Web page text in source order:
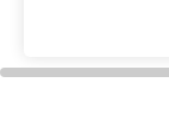
impresoras de
de tinta y
general de